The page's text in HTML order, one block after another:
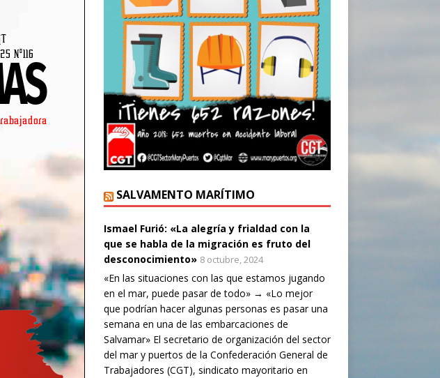
SALVAMENTO MARÍTIMO
Ismael Furió: «La alegría y frialdad con la
que se habla de la migración es fruto del
desconocimiento» 8 octubre, 2024
«En las situaciones con las que estamos jugando
en el mar, puede pasar de todo» → «Lo mejor
que podrían hacer algunas personas es pasar una
semana en una de las embarcaciones de
Salvamar» El secretario de organización del sector
del mar y puertos de la Confederación General de
Trabajadores (CGT), sindicato mayoritario en